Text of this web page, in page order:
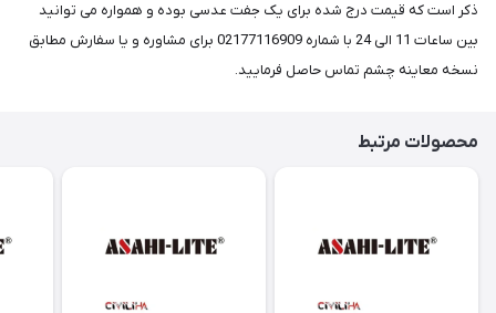
ذکر است که قیمت درج شده برای یک جفت عدسی بوده و همواره می توانید
بین ساعات 11 الی 24 با شماره 02177116909 برای مشاوره و یا سفارش مطابق
نسخه معاینه چشم تماس حاصل فرمایید.
محصولات مرتبط